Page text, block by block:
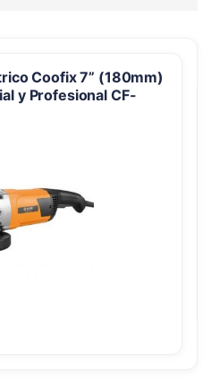
Coofix 7” (180mm)
y Profesional CF-